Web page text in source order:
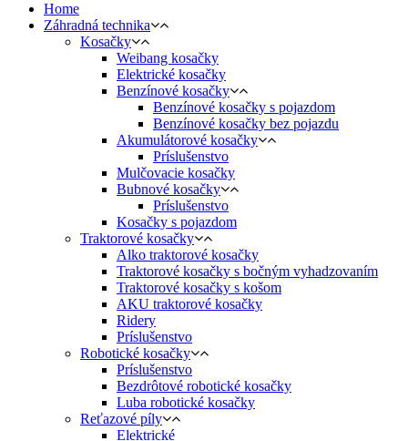
Home
Záhradná technika
Kosačky
Weibang kosačky
Elektrické kosačky
Benzínové kosačky
Benzínové kosačky s pojazdom
Benzínové kosačky bez pojazdu
Akumulátorové kosačky
Príslušenstvo
Mulčovacie kosačky
Bubnové kosačky
Príslušenstvo
Kosačky s pojazdom
Traktorové kosačky
Alko traktorové kosačky
Traktorové kosačky s bočným vyhadzovaním
Traktorové kosačky s košom
AKU traktorové kosačky
Ridery
Príslušenstvo
Robotické kosačky
Príslušenstvo
Bezdrôtové robotické kosačky
Luba robotické kosačky
Reťazové píly
Elektrické